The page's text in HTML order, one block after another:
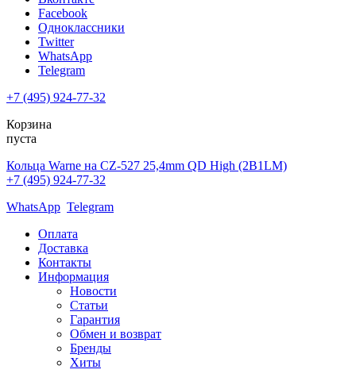
Facebook
Одноклассники
Twitter
WhatsApp
Telegram
+7 (495) 924-77-32
Корзина
пуста
Кольца Warne на CZ-527 25,4mm QD High (2B1LM)
+7 (495) 924-77-32
WhatsApp Telegram
Оплата
Доставка
Контакты
Информация
Новости
Статьи
Гарантия
Обмен и возврат
Бренды
Хиты